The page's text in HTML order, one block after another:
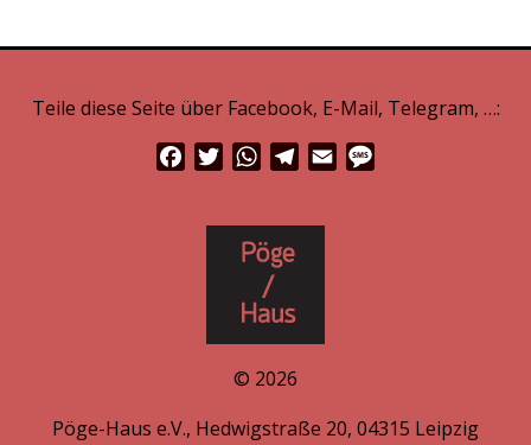
Teile diese Seite über Facebook, E-Mail, Telegram, …:
FacebookTwitterWhatsApp
Telegram
Email
© 2026
Pöge-Haus e.V., Hedwigstraße 20, 04315 Leipzig